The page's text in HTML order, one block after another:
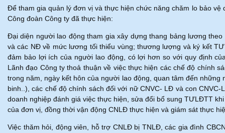
Để tham gia quản lý đơn vị và thực hiện chức năng chăm lo bảo
Công đoàn Công ty đã thực hiện:
Đại diện người lao động tham gia xây dựng thang bảng lương
và các NĐ về mức lương tối thiểu vùng; thương lượng và ký kết
đảm bảo lợi ích của người lao động, có lợi hơn so với quy định
Lãnh đạo Công ty thoả thuận về việc thực hiện các chế độ chính
trong năm, ngày kết hôn của người lao động, quan tâm đến
binh..), các chế độ chính sách đối với nữ CNVC- LĐ và con
doanh nghiệp đánh giá việc thực hiện, sửa đổi bổ sung TƯLĐTT
của đơn vị, đồng thời vận động CNLĐ thực hiện và giám sát thực
Việc thăm hỏi, động viên, hỗ trợ CNLĐ bị TNLĐ, các gia đình